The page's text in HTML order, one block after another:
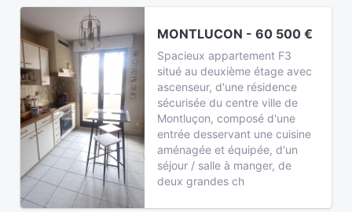
MONTLUCON - 60 500 €
Spacieux appartement F3
situé au deuxième étage avec
ascenseur, d'une résidence
sécurisée du centre ville de
Montluçon, composé d'une
entrée desservant une cuisine
aménagée et équipée, d'un
séjour / salle à manger, de
deux grandes ch